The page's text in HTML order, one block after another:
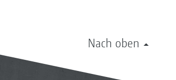
Nach oben